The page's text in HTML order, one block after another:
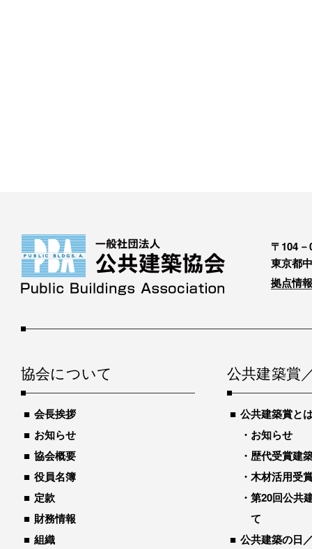
〒104－
東京都
拠点情
協会について
会長挨拶
お知らせ
協会概要
役員名簿
定款
財務情報
組織
公共建築賞
公共建築賞と
お知らせ
歴代受賞建
木材活用受
第20回公共
て
公共建築の日